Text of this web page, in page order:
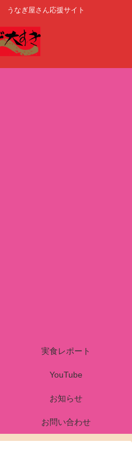
うなぎ屋さん応援サイト
実食レポート
YouTube
お知らせ
お問い合わせ